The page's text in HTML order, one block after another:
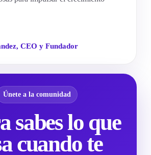
CEO y Fundador
Únete a la comunidad
sabes lo que
cuando te